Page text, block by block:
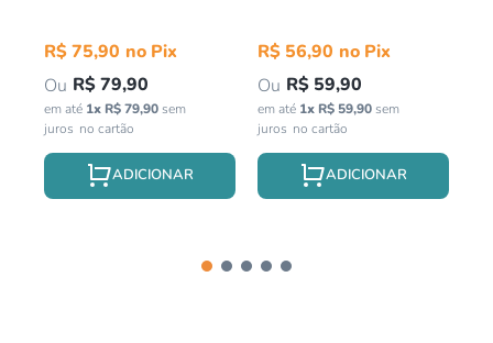
R$75,90
R$79,90
em até 1x R$79,90sem
juros
R$ 56,90
R$ 59,90
em até 1x R$59,90sem
juros